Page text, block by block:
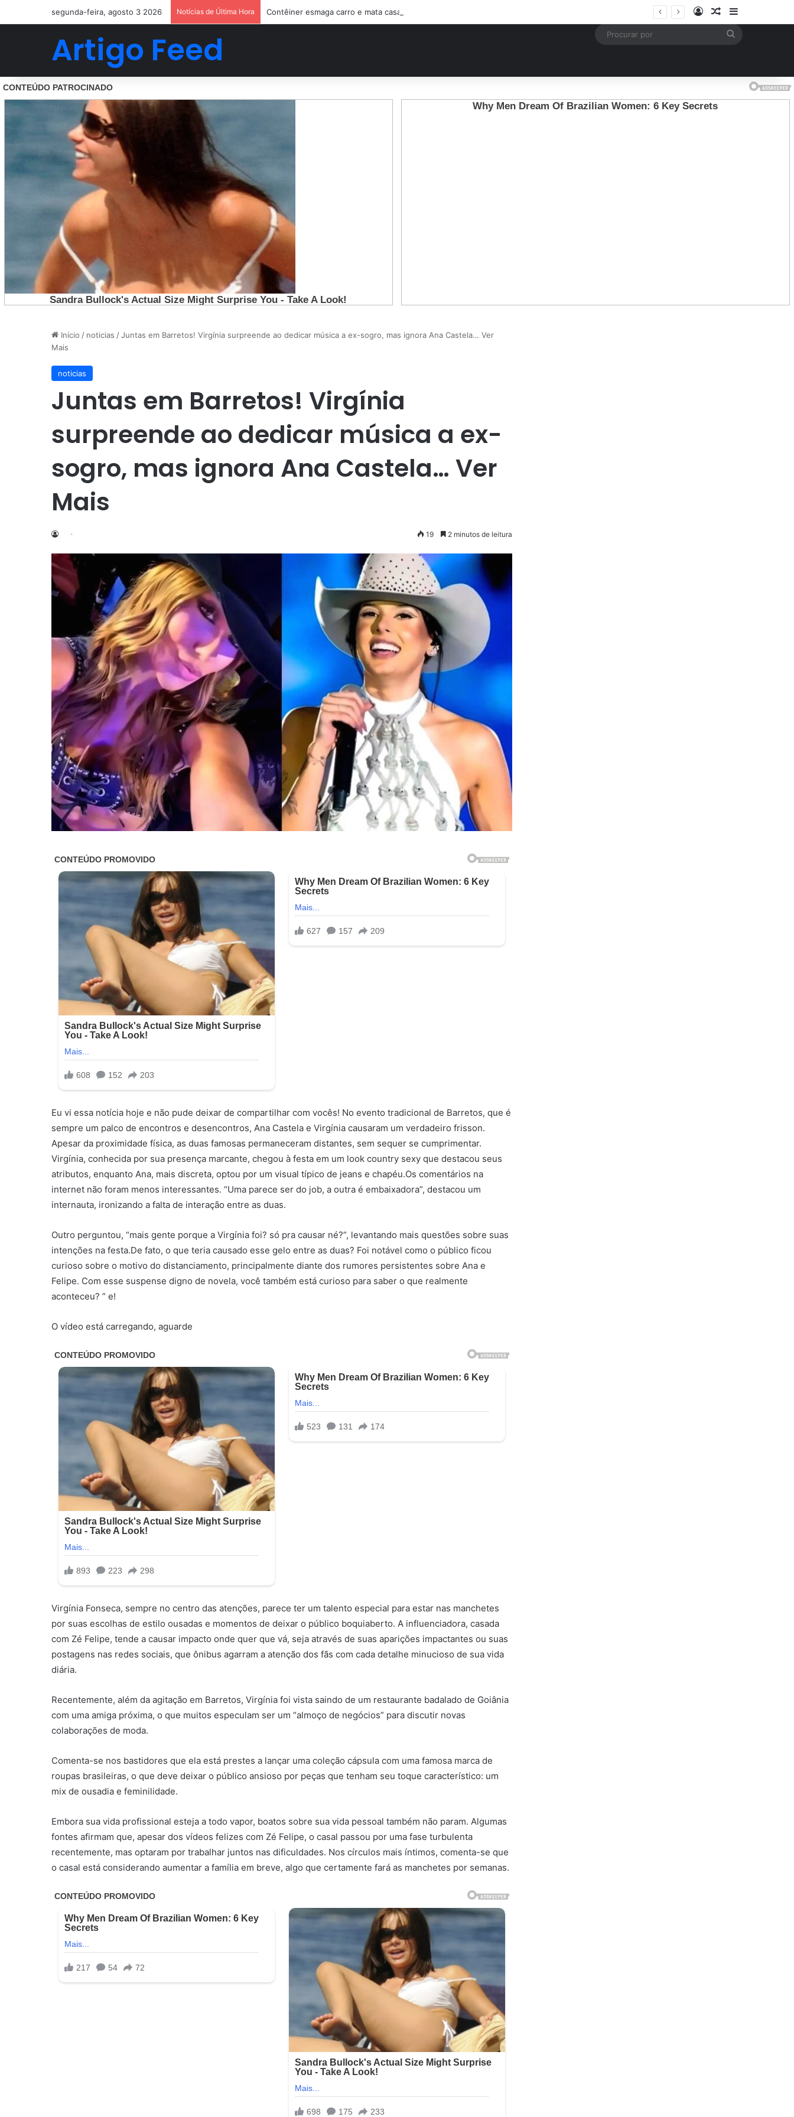
segunda-feira, agosto 3 2026 Notícias de Última Hora Contêiner esmaga carro e mata casal na BR-470; filho sobreviveu…Ver mais EntrarArtigo aleatório
Barra Lateral
Artigo Feed
Início / noticias /Juntas em Barretos! Virgínia surpreende ao dedicar música a ex-sogro, mas ignora Ana Castela… Ver
Mais
noticias
Juntas em Barretos! Virgínia
surpreende ao dedicar música a ex-
sogro, mas ignora Ana Castela… Ver
Mais
19 2 minutos de leitura
Eu vi essa notícia hoje e não pude deixar de compartilhar com vocês! No evento tradicional de Barretos, que é
sempre um palco de encontros e desencontros, Ana Castela e Virgínia causaram um verdadeiro frisson.
Apesar da proximidade física, as duas famosas permaneceram distantes, sem sequer se cumprimentar.
Virgínia, conhecida por sua presença marcante, chegou à festa em um look country sexy que destacou seus
atributos, enquanto Ana, mais discreta, optou por um visual típico de jeans e chapéu.Os comentários na
internet não foram menos interessantes. “Uma parece ser do job, a outra é embaixadora”, destacou um
internauta, ironizando a falta de interação entre as duas.
Outro perguntou, “mais gente porque a Virgínia foi? só pra causar né?”, levantando mais questões sobre suas
intenções na festa.De fato, o que teria causado esse gelo entre as duas? Foi notável como o público ficou
curioso sobre o motivo do distanciamento, principalmente diante dos rumores persistentes sobre Ana e
Felipe. Com esse suspense digno de novela, você também está curioso para saber o que realmente
aconteceu? ” e!
O vídeo está carregando, aguarde
Virgínia Fonseca, sempre no centro das atenções, parece ter um talento especial para estar nas manchetes
por suas escolhas de estilo ousadas e momentos de deixar o público boquiaberto. A influenciadora, casada
com Zé Felipe, tende a causar impacto onde quer que vá, seja através de suas aparições impactantes ou suas
postagens nas redes sociais, que ônibus agarram a atenção dos fãs com cada detalhe minucioso de sua vida
diária.
Recentemente, além da agitação em Barretos, Virgínia foi vista saindo de um restaurante badalado de Goiânia
com uma amiga próxima, o que muitos especulam ser um “almoço de negócios” para discutir novas
colaborações de moda.
Comenta-se nos bastidores que ela está prestes a lançar uma coleção cápsula com uma famosa marca de
roupas brasileiras, o que deve deixar o público ansioso por peças que tenham seu toque característico: um
mix de ousadia e feminilidade.
Embora sua vida profissional esteja a todo vapor, boatos sobre sua vida pessoal também não param. Algumas
fontes afirmam que, apesar dos vídeos felizes com Zé Felipe, o casal passou por uma fase turbulenta
recentemente, mas optaram por trabalhar juntos nas dificuldades. Nos círculos mais íntimos, comenta-se que
o casal está considerando aumentar a família em breve, algo que certamente fará as manchetes por semanas.